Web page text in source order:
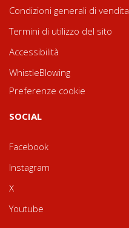
Condizioni generali di vendita
Termini di utilizzo del sito
Accessibilità
WhistleBlowing
Preferenze cookie
SOCIAL
Facebook
Instagram
X
Youtube